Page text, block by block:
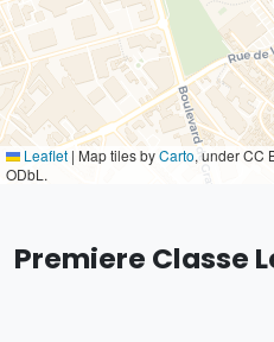
Leaflet | Map tiles byCarto, under CC
ODbL.
Premiere Classe